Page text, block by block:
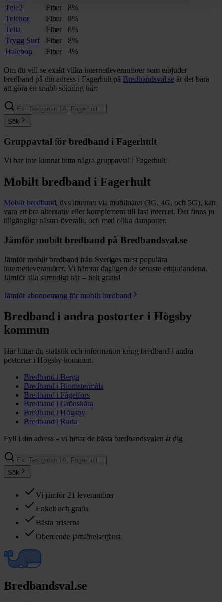
Tele2
Fiber
8%
Telenor
Fiber
8%
Telia
Fiber
8%
Trygg Surf
Fiber
8%
Halebop
Fiber 4%
Om du vill se exakt vilka internetleverantörer som erbjuder
bredband på din adress i Fagerhult på Bredbandsval.se är det bara
att göra en snabb sökning här:
Sök
Gruppavtal för bredband i Fagerhult
Vi har inte kunnat hitta några gruppavtal i Fagerhult.
Mobilt bredband i Fagerhult
Mobilt bredband, dvs internet via mobilnätet (3G, 4G, och 5G), kan
vara ett bra alternativ eller komplement till fast internet. Det finns ju
tillgängligt nästan överallt, och med olika datapotter.
Jämför mobilt bredband på Bredbandsval.se
Jämför mobilt bredband från Sveriges mest populära
internetleverantörer. Vi hämtar dagligen de senaste erbjudandena.
Jämför alla samtidigt här – helt gratis!
Jämför abonnemang för mobilt bredband
Bredband i andra postorter i Högsby
kommun
Här hittar du statistik och information kring bredband i andra
postorter i Högsby kommun.
Bredband i Berga
Bredband i Blomstermåla
Bredband i Fågelfors
Bredband i Grönskåra
Bredband i Högsby
Bredband i Ruda
Fyll i din adress – vi hittar de bästa bredbandsvalen åt dig
Sök
Vi jämför 21 leverantörer
Enkelt och gratis
Bästa priserna
Oberoende jämförelsetjänst
Bredbandsval.se